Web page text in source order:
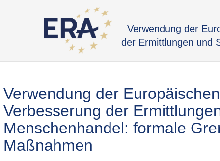
Verwendung der
der Ermittlungen und
Verwendung der
Verbesserung der
Menschenhandel: formale
Maßnahmen